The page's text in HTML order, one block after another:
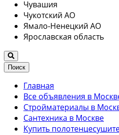
Чувашия
Чукотский АО
Ямало-Ненецкий АО
Ярославская область
Поиск
Главная
Все объявления в
Стройматериалы в
Сантехника в Москве
Купить